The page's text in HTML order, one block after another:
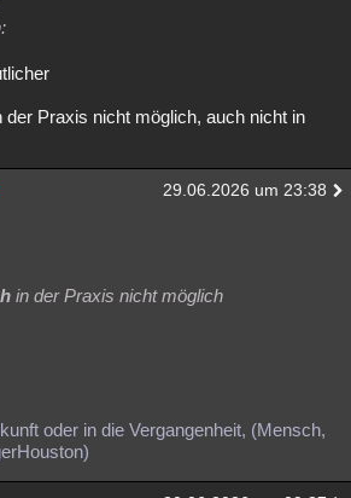
der Praxis nicht möglich, auch nicht in
29.06.2026 um 23:38
in der Praxis nicht möglich
oder in die Vergangenheit, (Mensch,